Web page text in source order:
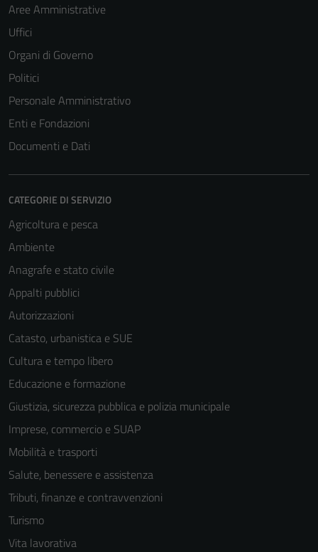
Aree Amministrative
Uffici
Organi di Governo
Politici
Personale Amministrativo
Enti e Fondazioni
Documenti e Dati
CATEGORIE DI SERVIZIO
Agricoltura e pesca
Ambiente
Anagrafe e stato civile
Appalti pubblici
Autorizzazioni
Catasto, urbanistica e SUE
Cultura e tempo libero
Educazione e formazione
Giustizia, sicurezza pubblica e polizia municipale
Imprese, commercio e SUAP
Mobilità e trasporti
Salute, benessere e assistenza
Tributi, finanze e contravvenzioni
Turismo
Vita lavorativa
sono necessari